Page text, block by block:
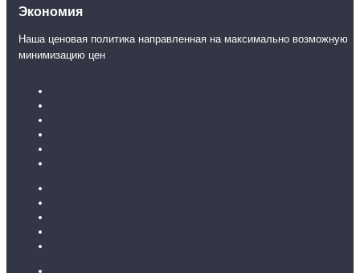
Экономия
Наша ценовая политика направленная на максимально возможную
минимизацию цен